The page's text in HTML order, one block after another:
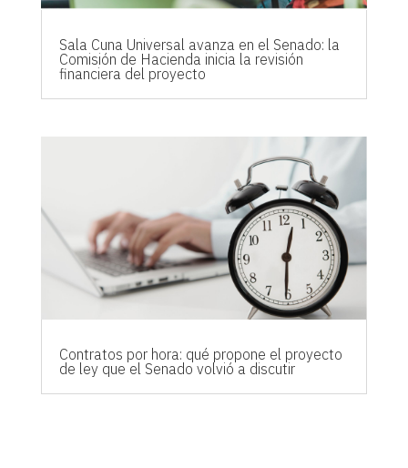
Sala Cuna Universal avanza en el Senado: la
Comisión de Hacienda inicia la revisión
financiera del proyecto
Contratos por hora: qué propone el proyecto
de ley que el Senado volvió a discutir